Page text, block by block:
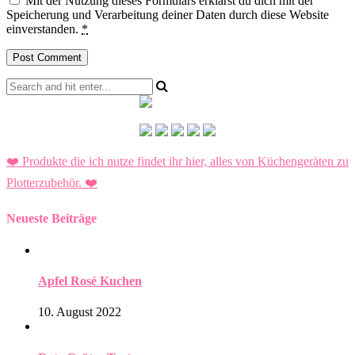
Speicherung und Verarbeitung deiner Daten durch diese Website
einverstanden. *
❤️ Produkte die ich nutze findet ihr hier, alles von Küchengeräten zu
Plotterzubehör. ❤️
Neueste Beiträge
Apfel Rosé Kuchen
10. August 2022